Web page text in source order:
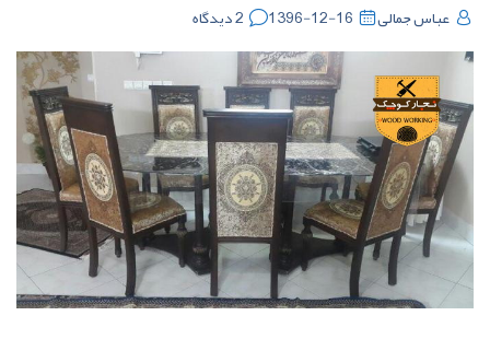
عباس جمالی 1396-12-16 2 دیدگاه